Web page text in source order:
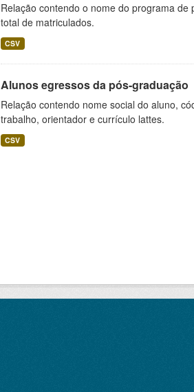
Relação contendo o nome do programa
total de matriculados.
CSV
Alunos egressos da pós-graduação
Relação contendo nome social do aluno,
trabalho, orientador e currículo lattes.
CSV